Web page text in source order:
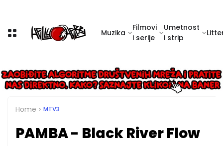
Muzika
Filmovi
i serije
Umetnost
i strip
Home MTV3
PAMBA - Black River Flow